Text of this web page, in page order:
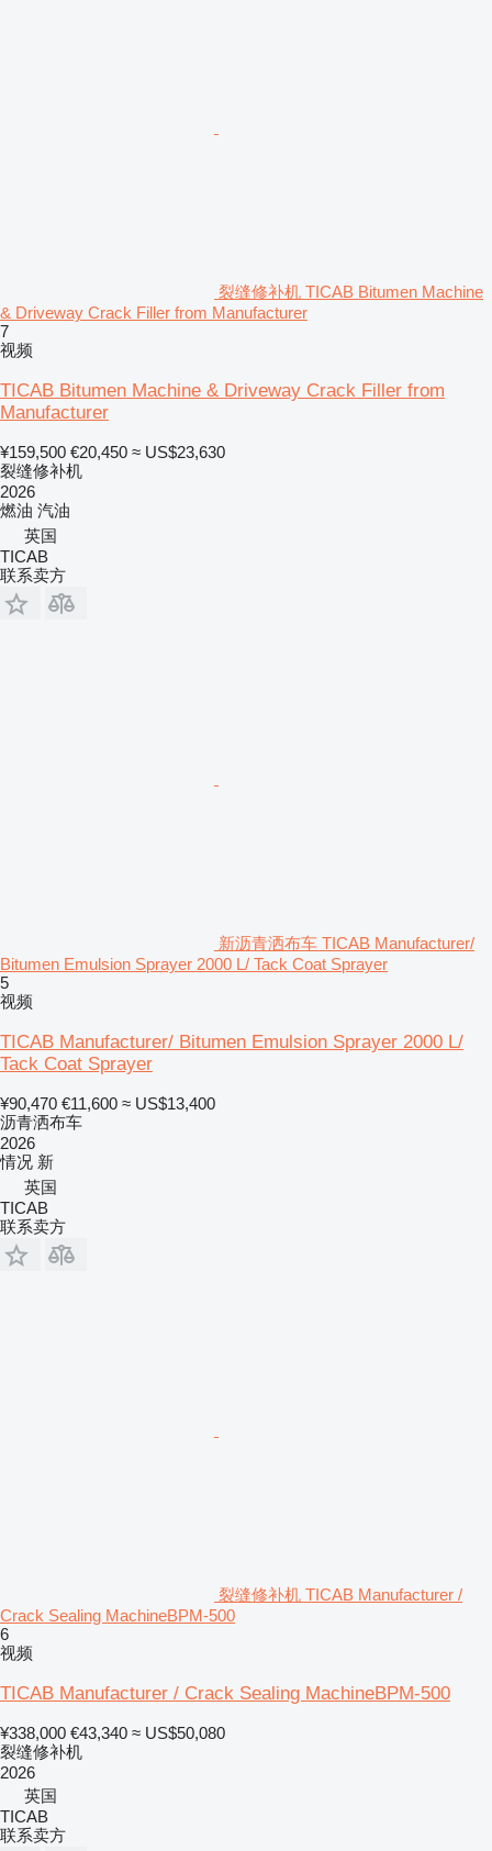
裂缝修补机 TICAB Bitumen Machine
& Driveway Crack Filler from Manufacturer
7
视频
TICAB Bitumen Machine & Driveway Crack Filler from
Manufacturer
¥159,500 €20,450 ≈ US$23,630
裂缝修补机
2026
燃油 汽油
英国
TICAB
联系卖方
新沥青洒布车 TICAB Manufacturer/
Bitumen Emulsion Sprayer 2000 L/ Tack Coat Sprayer
5
视频
TICAB Manufacturer/ Bitumen Emulsion Sprayer 2000 L/
Tack Coat Sprayer
¥90,470 €11,600 ≈ US$13,400
沥青洒布车
2026
情况 新
英国
TICAB
联系卖方
裂缝修补机 TICAB Manufacturer /
Crack Sealing MachineBPM-500
6
视频
TICAB Manufacturer / Crack Sealing MachineBPM-500
¥338,000 €43,340 ≈ US$50,080
裂缝修补机
2026
英国
TICAB
联系卖方